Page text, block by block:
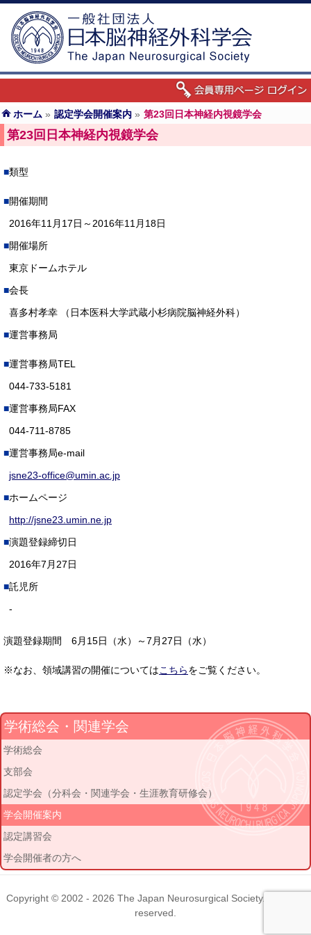
ホーム » 認定学会開催案内 » 第23回日本神経内視鏡学会
第23回日本神経内視鏡学会
類型
開催期間
2016年11月17日～2016年11月18日
開催場所
東京ドームホテル
会長
喜多村孝幸 （日本医科大学武蔵小杉病院脳神経外科）
運営事務局
運営事務局TEL
044-733-5181
運営事務局FAX
044-711-8785
運営事務局e-mail
jsne23-office@umin.ac.jp
ホームページ
http://jsne23.umin.ne.jp
演題登録締切日
2016年7月27日
託児所
-
演題登録期間 6月15日（水）～7月27日（水）
※なお、領域講習の開催についてはこちらをご覧ください。
学術総会・関連学会
学術総会
支部会
認定学会（分科会・関連学会・生涯教育研修会）
学会開催案内
認定講習会
学会開催者の方へ
Copyright © 2002 - 2026 The Japan Neurosurgical Society. All rights
reserved.